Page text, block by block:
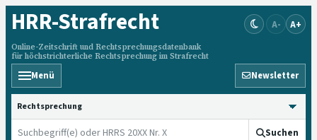
HRR-Strafrecht
Online-Zeitschrift und Rechtsprechungsdatenbank
für höchstrichterliche Rechtsprechung im Strafrecht
A- A+
Menü Newsletter
HRRS durchsuchen
Suchen